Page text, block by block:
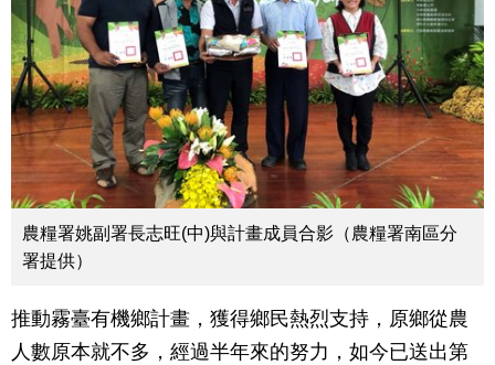
農糧署姚副署長志旺(中)與計畫成員合影（農糧署南區分
署提供）
推動霧臺有機鄉計畫，獲得鄉民熱烈支持，原鄉從農
人數原本就不多，經過半年來的努力，如今已送出第